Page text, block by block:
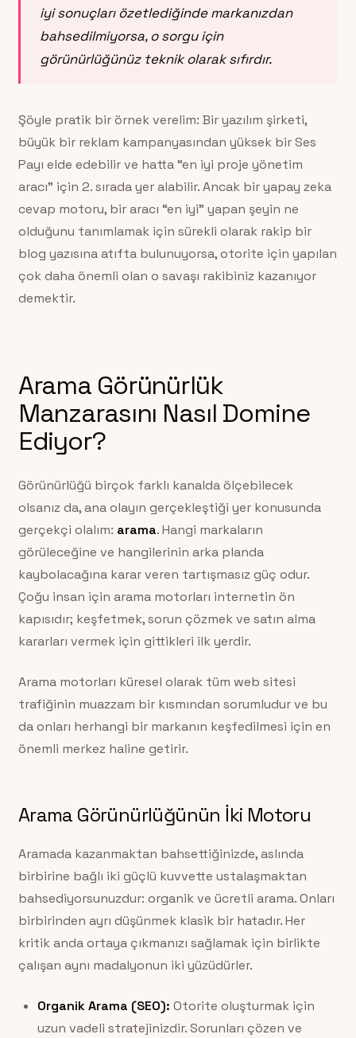
iyi sonuçları özetlediğinde markanızdan
bahsedilmiyorsa, o sorgu için
görünürlüğünüz teknik olarak sıfırdır.
Şöyle pratik bir örnek verelim: Bir yazılım şirketi,
büyük bir reklam kampanyasından yüksek bir Ses
Payı elde edebilir ve hatta “en iyi proje yönetim
aracı” için 2. sırada yer alabilir. Ancak bir yapay zeka
cevap motoru, bir aracı “en iyi” yapan şeyin ne
olduğunu tanımlamak için sürekli olarak rakip bir
blog yazısına atıfta bulunuyorsa, otorite için yapılan
çok daha önemli olan o savaşı rakibiniz kazanıyor
demektir.
Arama Görünürlük
Manzarasını Nasıl Domine
Ediyor?
Görünürlüğü birçok farklı kanalda ölçebilecek
olsanız da, ana olayın gerçekleştiği yer konusunda
gerçekçi olalım: arama. Hangi markaların
görüleceğine ve hangilerinin arka planda
kaybolacağına karar veren tartışmasız güç odur.
Çoğu insan için arama motorları internetin ön
kapısıdır; keşfetmek, sorun çözmek ve satın alma
kararları vermek için gittikleri ilk yerdir.
Arama motorları küresel olarak tüm web sitesi
trafiğinin muazzam bir kısmından sorumludur ve bu
da onları herhangi bir markanın keşfedilmesi için en
önemli merkez haline getirir.
Arama Görünürlüğünün İki Motoru
Aramada kazanmaktan bahsettiğinizde, aslında
birbirine bağlı iki güçlü kuvvette ustalaşmaktan
bahsediyorsunuzdur: organik ve ücretli arama. Onları
birbirinden ayrı düşünmek klasik bir hatadır. Her
kritik anda ortaya çıkmanızı sağlamak için birlikte
çalışan aynı madalyonun iki yüzüdürler.
Organik Arama (SEO): Otorite oluşturmak için
uzun vadeli stratejinizdir. Sorunları çözen ve